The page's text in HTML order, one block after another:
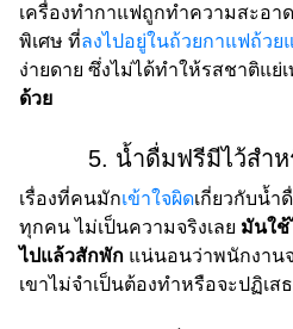
เครื่องทำกาแฟถูกทำความสะอา
พิเศษ ที่ลงไปอยู่ในถ้วยกาแฟถ้วย
ง่ายดาย ซึ่งไม่ได้ทำให้รสชาติแย่
ด้วย
5. น้ำดื่มฟรีมีไว้สำ
เรื่องที่คนมักเข้าใจผิดเกี่ยวกับน้ำ
ทุกคน ไม่เป็นความจริงเลย มันใช้
ไปแล้วสักพัก แน่นอนว่าพนักงาน
เขาไม่จำเป็นต้องทำหรือจะปฏิเ